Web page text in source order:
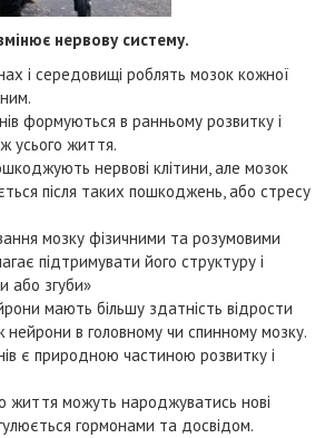
нервову систему.
і середовищі роблять мозок кожної
формуються в ранньому розвитку і
усього життя.
нервові клітини, але мозок
після таких пошкоджень, або стресу
мозку фізичними та розумовими
підтримувати його структуру і
або згуби»
мають більшу здатність відрости
нейрони в головному чи спинному мозку.
є природною частиною розвитку і
життя можуть народжуватись нові
гормонами та досвідом.